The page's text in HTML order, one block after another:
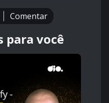
Comentar
para você